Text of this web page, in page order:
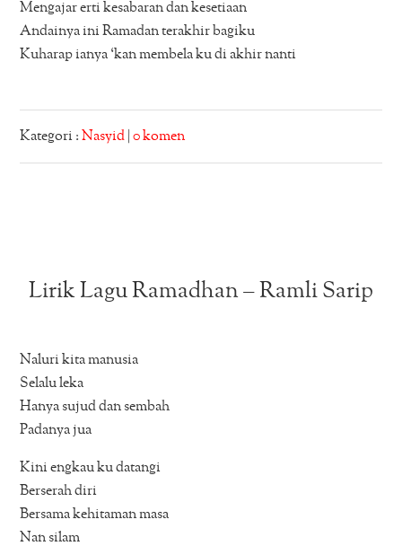
Mengajar erti kesabaran dan kesetiaan
Andainya ini Ramadan terakhir bagiku
Kuharap ianya ‘kan membela ku di akhir nanti
Kategori :Nasyid |0 komen
Lirik Lagu Ramadhan – Ramli Sarip
Naluri kita manusia
Selalu leka
Hanya sujud dan sembah
Padanya jua
Kini engkau ku datangi
Berserah diri
Bersama kehitaman masa
Nan silam